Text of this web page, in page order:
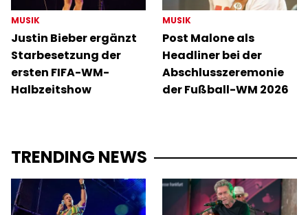
MUSIK
Justin Bieber ergänzt
Starbesetzung der
ersten FIFA-WM-
Halbzeitshow
MUSIK
Post Malone als
Headliner bei der
Abschlusszeremonie
der Fußball-WM 2026
TRENDING NEWS